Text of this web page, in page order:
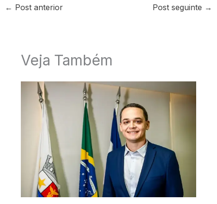
← Post anterior Post seguinte →
Veja Também